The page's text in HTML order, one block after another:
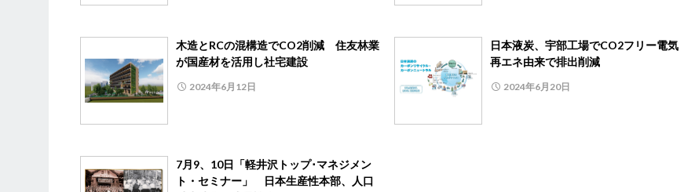
木造とRCの混構造でCO2削減 住友林業
が国産材を活用し社宅建設
2024年6月12日
日本液炭、宇部工場でCO2フリー電気
再エネ由来で排出削減
2024年6月20日
7月9、10日「軽井沢トップ･マネジメン
ト・セミナー」 日本生産性本部、人口